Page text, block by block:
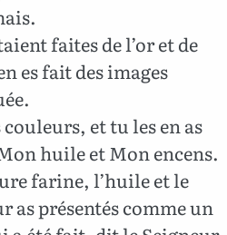
faites de l’or et de
es fait des images
et tu les en as
huile et Mon encens.
farine, l’huile et le
as présentés comme un